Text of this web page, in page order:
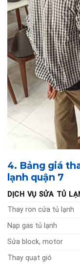
4. Bảng giá
lạnh quận 7
DỊCH VỤ SỬA TỦ
Thay ron cửa tủ lạnh
Nạp gas tủ lạnh
Sửa block, motor
Thay quạt gió